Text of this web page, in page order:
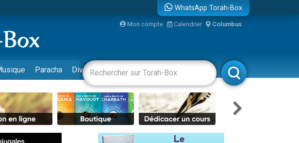
enfants, victime de violences...
Pour les Enfants
WhatsApp Torah-Box
Mon compte Calendrier Columbus
Paracha Divertissements Livres Rabbanim